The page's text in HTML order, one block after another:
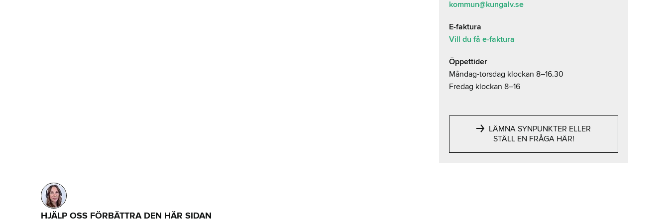
kommun@kungalv.se
E-faktura
Vill du få e-faktura
Öppettider
Måndag-torsdag klockan 8–16.30
Fredag klockan 8–16
LÄMNA SYNPUNKTER ELLER
STÄLL EN FRÅGA HÄR!
HJÄLP OSS FÖRBÄTTRA DEN HÄR SIDAN